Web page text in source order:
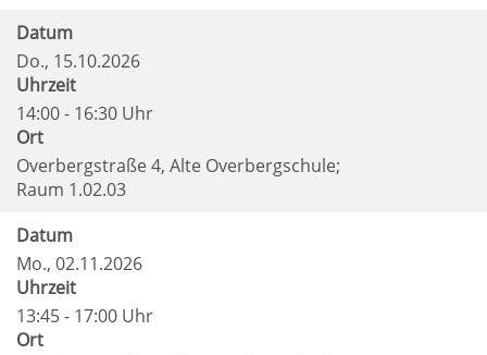
Datum
Do., 15.10.2026
Uhrzeit
14:00 - 16:30 Uhr
Ort
Overbergstraße 4, Alte Overbergschule;
Raum 1.02.03
Datum
Mo., 02.11.2026
Uhrzeit
13:45 - 17:00 Uhr
Ort